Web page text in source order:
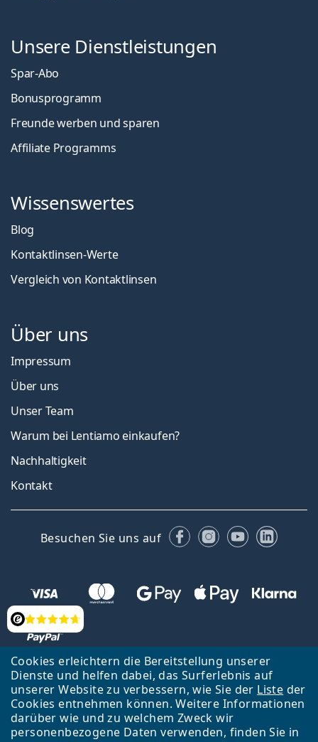
Cookies erleichtern die Bereitstellung unserer
Dienste und helfen dabei, das Surferlebnis auf
unserer Website zu verbessern, wie Sie der Liste der
Cookies entnehmen können. Weitere Informationen
darüber wie und zu welchem Zweck wir
personenbezogene Daten verwenden, finden Sie in
Bewertung
Unsere Dienstleistungen
Spar-Abo
Bonusprogramm
Freunde werben und sparen
Affiliate Programms
Wissenswertes
Blog
Kontaktlinsen-Werte
Vergleich von Kontaktlinsen
Über uns
Impressum
Über uns
Unser Team
Warum bei Lentiamo einkaufen?
Nachhaltigkeit
Kontakt
Besuchen Sie uns auf FacebookInstagram
YouTube
Zurück zur Hauptseite Nach oben
Français
Lentiamo s.r.o., Tschechien ist Eigentümer und Betreiber des Online-
Shops Lentiamo.ch
Seit 18 Jahren sind wir für Sie da.